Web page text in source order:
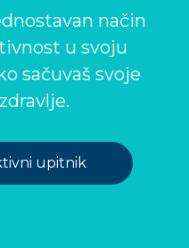
način
u svoju
sačuvaš svoje
upitnik